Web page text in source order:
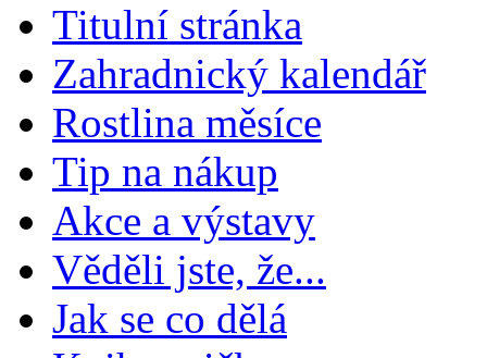
Titulní stránka
Zahradnický kalendář
Rostlina měsíce
Tip na nákup
Akce a výstavy
Věděli jste, že...
Jak se co dělá